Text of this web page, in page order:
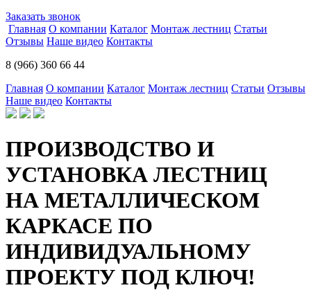
Заказать звонок
Главная О компании Каталог Монтаж лестниц Статьи
Отзывы Наше видео Контакты
8 (966) 360 66 44
Главная О компании Каталог Монтаж лестниц Статьи Отзывы
Наше видео Контакты
ПРОИЗВОДСТВО И
УСТАНОВКА ЛЕСТНИЦ
НА МЕТАЛЛИЧЕСКОМ
КАРКАСЕ ПО
ИНДИВИДУАЛЬНОМУ
ПРОЕКТУ ПОД КЛЮЧ!